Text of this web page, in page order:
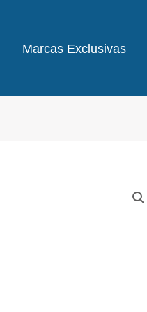
Marcas Exclusivas